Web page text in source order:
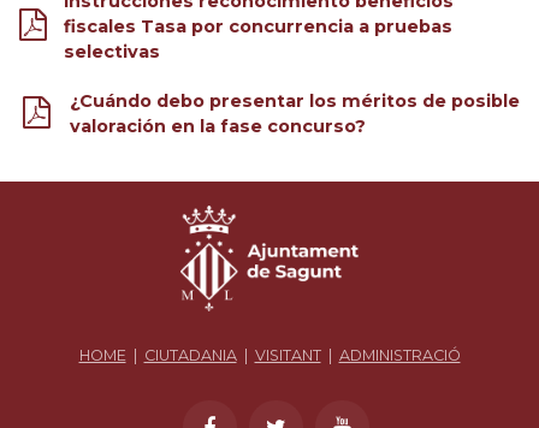
fiscales Tasa por concurrencia a pruebas
selectivas
¿Cuándo debo presentar los méritos de posible
valoración en la fase concurso?
HOME| CIUTADANIA| VISITANT| ADMINISTRACIÓ